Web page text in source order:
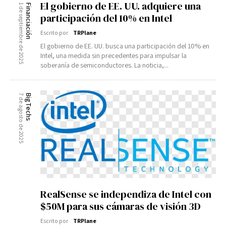
Financiación
1 de septiembre de 2025
El gobierno de EE. UU. adquiere una
participación del 10% en Intel
Escrito por TRPlane
El gobierno de EE. UU. busca una participación del 10% en
Intel, una medida sin precedentes para impulsar la
soberanía de semiconductores. La noticia,...
BigTechs
7 de agosto de 2025
RealSense se independiza de Intel con
$50M para sus cámaras de visión 3D
Escrito por TRPlane